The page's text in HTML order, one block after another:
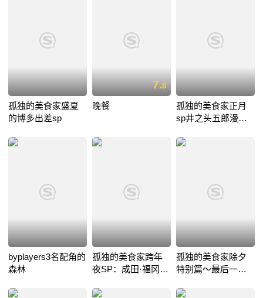
孤独的美食家盛夏
的博多出差sp
7.8
晚餐
孤独的美食家正月
sp井之头五郎漫长
byplayers3名配角的
森林
孤独的美食家跨年
夜SP：成田·福冈·
孤独的美食家除夕
特别篇～最后一食